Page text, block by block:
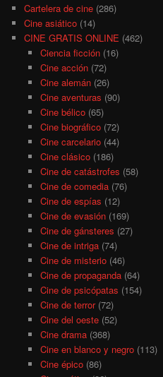
Cartelera de cine (286)
Cine asiático (14)
CINE GRATIS ONLINE (462)
Ciencia ficción(16)
Cine acción(72)
Cine alemán(26)
Cine aventuras (90)
Cine bélico(65)
Cine biográfico(72)
Cine carcelario(44)
Cine clásico(186)
Cine de catástrofes (58)
Cine de comedia(76)
Cine de espías (12)
Cine de evasión(169)
Cine de gánsteres (27)
Cine de intriga(74)
Cine de misterio(46)
Cine de propaganda(64)
Cine de psicópatas (154)
Cine de terror(72)
Cine del oeste(52)
Cine drama(368)
Cine en blanco y negro(113)
Cine épico(86)